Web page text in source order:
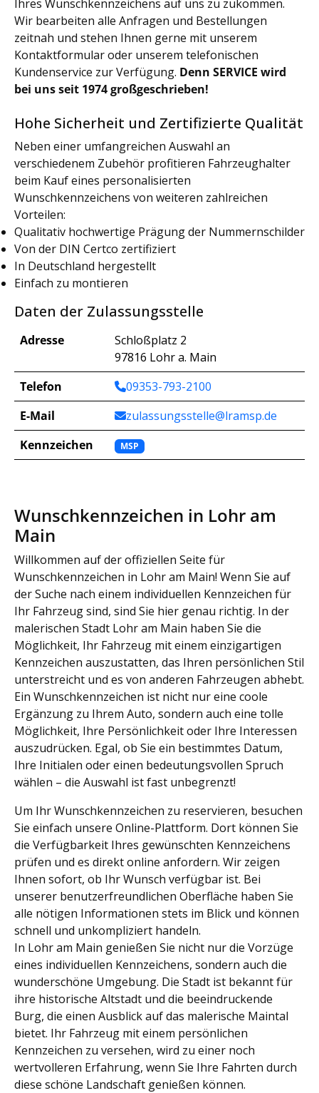
Ihres Wunschkennzeichens auf uns zu zukommen.
Wir bearbeiten alle Anfragen und Bestellungen
zeitnah und stehen Ihnen gerne mit unserem
Kontaktformular oder unserem telefonischen
Kundenservice zur Verfügung. Denn SERVICE wird
bei uns seit 1974 großgeschrieben!
Hohe Sicherheit und Zertifizierte Qualität
Neben einer umfangreichen Auswahl an
verschiedenem Zubehör profitieren Fahrzeughalter
beim Kauf eines personalisierten
Wunschkennzeichens von weiteren zahlreichen
Vorteilen:
Qualitativ hochwertige Prägung der Nummernschilder
Von der DIN Certco zertifiziert
In Deutschland hergestellt
Einfach zu montieren
Daten der Zulassungsstelle
Adresse
Schloßplatz 2
97816 Lohr a. Main
Telefon
09353-793-2100
E-Mail
zulassungsstelle@lramsp.de
Kennzeichen
MSP
Wunschkennzeichen in Lohr am
Main
Willkommen auf der offiziellen Seite für
Wunschkennzeichen in Lohr am Main! Wenn Sie auf
der Suche nach einem individuellen Kennzeichen für
Ihr Fahrzeug sind, sind Sie hier genau richtig. In der
malerischen Stadt Lohr am Main haben Sie die
Möglichkeit, Ihr Fahrzeug mit einem einzigartigen
Kennzeichen auszustatten, das Ihren persönlichen Stil
unterstreicht und es von anderen Fahrzeugen abhebt.
Ein Wunschkennzeichen ist nicht nur eine coole
Ergänzung zu Ihrem Auto, sondern auch eine tolle
Möglichkeit, Ihre Persönlichkeit oder Ihre Interessen
auszudrücken. Egal, ob Sie ein bestimmtes Datum,
Ihre Initialen oder einen bedeutungsvollen Spruch
wählen – die Auswahl ist fast unbegrenzt!
Um Ihr Wunschkennzeichen zu reservieren, besuchen
Sie einfach unsere Online-Plattform. Dort können Sie
die Verfügbarkeit Ihres gewünschten Kennzeichens
prüfen und es direkt online anfordern. Wir zeigen
Ihnen sofort, ob Ihr Wunsch verfügbar ist. Bei
unserer benutzerfreundlichen Oberfläche haben Sie
alle nötigen Informationen stets im Blick und können
schnell und unkompliziert handeln.
In Lohr am Main genießen Sie nicht nur die Vorzüge
eines individuellen Kennzeichens, sondern auch die
wunderschöne Umgebung. Die Stadt ist bekannt für
ihre historische Altstadt und die beeindruckende
Burg, die einen Ausblick auf das malerische Maintal
bietet. Ihr Fahrzeug mit einem persönlichen
Kennzeichen zu versehen, wird zu einer noch
wertvolleren Erfahrung, wenn Sie Ihre Fahrten durch
diese schöne Landschaft genießen können.